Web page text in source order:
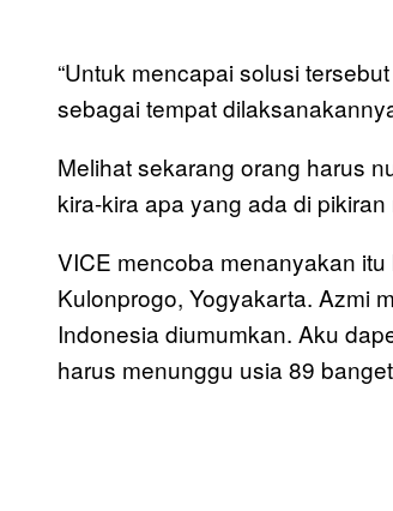
“Untuk mencapai solusi
sebagai tempat
Melihat sekarang orang harus
kira-kira apa yang ada di
VICE mencoba menanyakan
Kulonprogo, Yogyakarta. Azmi
Indonesia diumumkan. Aku
harus menunggu usia 89